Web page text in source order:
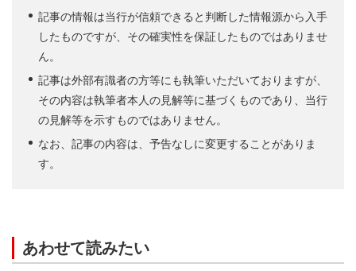
記事の情報は当行が信頼できると判断した情報源から入手
したものですが、その確実性を保証したものではありませ
ん。
記事は外部有識者の方等にも執筆いただいておりますが、
その内容は執筆者本人の見解等に基づくものであり、当行
の見解等を示すものではありません。
なお、記事の内容は、予告なしに変更することがありま
す。
あわせて読みたい